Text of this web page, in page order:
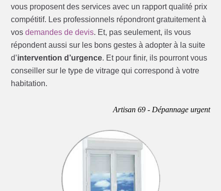
vous proposent des services avec un rapport qualité prix
compétitif. Les professionnels répondront gratuitement à
vosdemandes de devis. Et, pas seulement, ils vous
répondent aussi sur les bons gestes à adopter à la suite
d’intervention d’urgence. Et pour finir, ils pourront vous
conseiller sur le type de vitrage qui correspond à votre
habitation.
Artisan 69 - Dépannage urgent